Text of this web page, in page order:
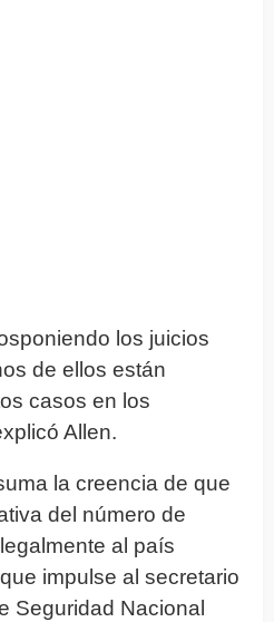
los juicios
de ellos están
casos en los
Allen.
la creencia de que
del número de
al país
impulse al secretario
Seguridad Nacional